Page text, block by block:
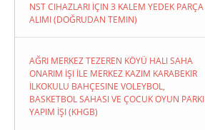
NST CIHAZLARI İÇIN 3 KALEM YEDEK PARÇA
ALIMI (DOĞRUDAN TEMIN)
AĞRI MERKEZ TEZEREN KÖYÜ HALI SAHA
ONARIM İŞI İLE MERKEZ KAZIM KARABEKIR
İLKOKULU BAHÇESINE VOLEYBOL,
BASKETBOL SAHASI VE ÇOCUK OYUN PARKI
YAPIM İŞI (KHGB)